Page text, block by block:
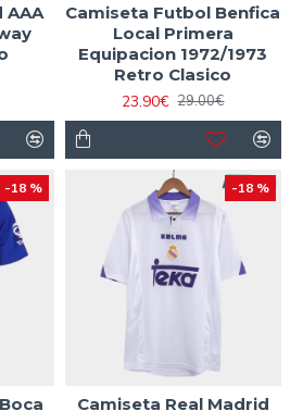
AAA
Camiseta Futbol Benfica
Local Primera
Equipacion 1972/1973
Retro Clasico
23.90€ 29.00€
-18 % -18 %
Camiseta Real Madrid